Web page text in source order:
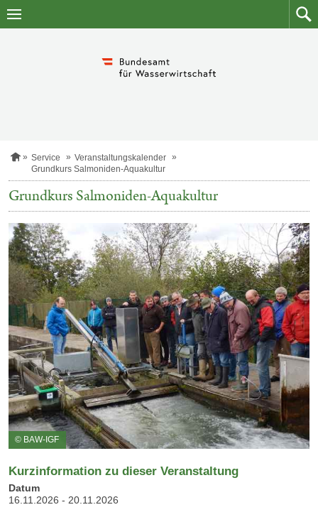
Zum
Zum
S
a
r
s
e
t
e
Service
Veranstaltungskalender
Grundkurs Salmoniden-Aquakultur
Grundkurs Salmoniden-Aquakultur
© BAW-IGF
Kurzinformation zu dieser Veranstaltung
Datum
16.11.2026 - 20.11.2026